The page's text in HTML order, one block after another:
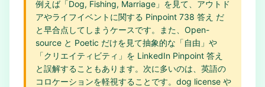
例えば「Dog, Fishing, Marriage」を見て、アウトド
アやライフイベントに関する Pinpoint 738 答え だ
と早合点してしまうケースです。また、Open-
source と Poetic だけを見て抽象的な「自由」や
「クリエイティビティ」を LinkedIn Pinpoint 答え
と誤解することもあります。次に多いのは、英語の
コロケーションを軽視することです。dog license や